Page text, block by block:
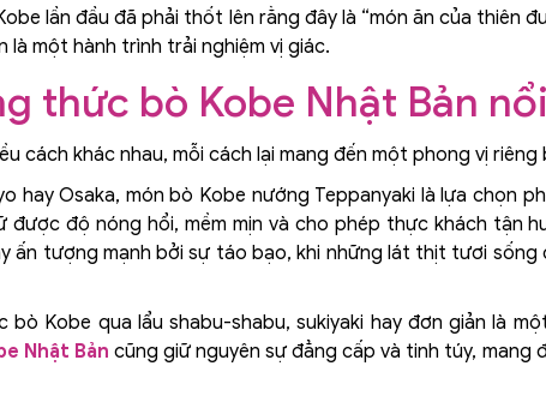
lần đầu đã phải thốt lên rằng đây là “món ăn của thiên
là một hành trình trải nghiệm vị giác.
thức bò Kobe Nhật Bản
cách khác nhau, mỗi cách lại mang đến một phong vị riêng
hay Osaka, món bò Kobe nướng Teppanyaki là lựa chọn
độ nóng hổi, mềm mịn và cho phép thực khách tận
ấn tượng mạnh bởi sự táo bạo, khi những lát thịt tươi
Kobe qua lẩu shabu-shabu, sukiyaki hay đơn giản là
Nhật Bản cũng giữ nguyên sự đẳng cấp và tinh túy, mang